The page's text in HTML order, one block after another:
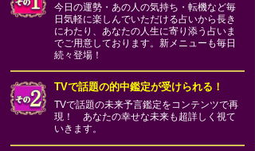
今日の運勢・あの人の気持ち・転機など毎
日気軽に楽しんでいただける占いから長き
にわたり、あなたの人生に寄り添う占いま
でご用意しております。新メニューも毎日
続々登場！
TVで話題の的中鑑定が受けられる！
TVで話題の未来予言鑑定をコンテンツで再
現！ あなたの幸せな未来も超詳しく視て
いきます。